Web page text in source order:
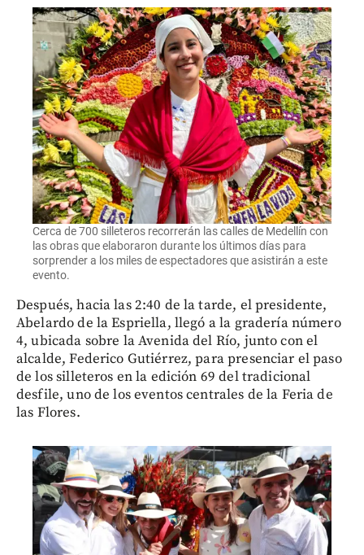
Cerca de 700 silleteros recorrerán las calles de Medellín con
las obras que elaboraron durante los últimos días para
sorprender a los miles de espectadores que asistirán a este
evento.
Después, hacia las 2:40 de la tarde, el presidente,
Abelardo de la Espriella, llegó a la gradería número
4, ubicada sobre la Avenida del Río, junto con el
alcalde, Federico Gutiérrez, para presenciar el paso
de los silleteros en la edición 69 del tradicional
desfile, uno de los eventos centrales de la Feria de
las Flores.